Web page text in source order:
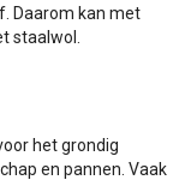
Daarom kan met
staalwol.
het grondig
en pannen. Vaak